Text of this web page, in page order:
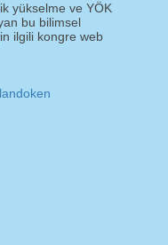
yükselme ve YÖK
bu bilimsel
ilgili kongre web